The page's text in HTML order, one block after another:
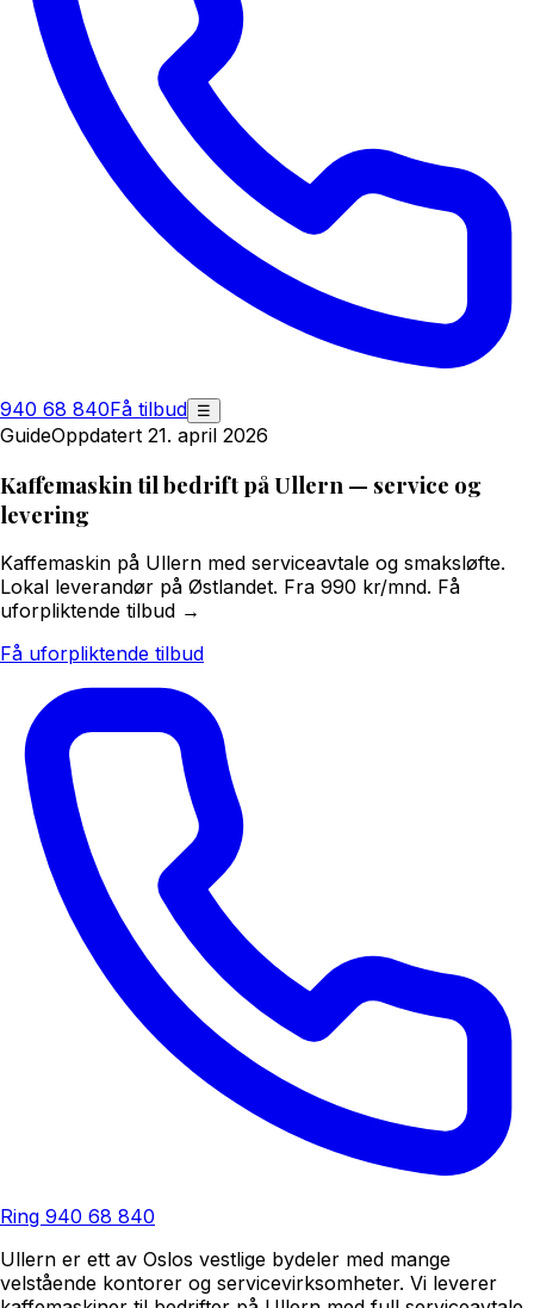
940 68 840Få tilbud ☰
GuideOppdatert 21. april 2026
Kaffemaskin til bedrift på Ullern — service og
levering
Kaffemaskin på Ullern med serviceavtale og smaksløfte.
Lokal leverandør på Østlandet. Fra 990 kr/mnd. Få
uforpliktende tilbud →
Få uforpliktende tilbud
Ring 940 68 840
Ullern er ett av Oslos vestlige bydeler med mange
velstående kontorer og servicevirksomheter. Vi leverer